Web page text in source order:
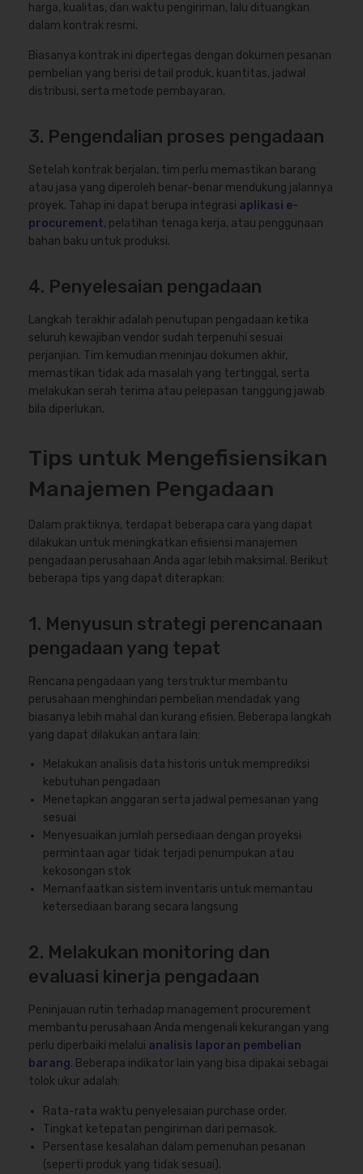
harga, kualitas, dan waktu pengiriman, lalu dituangkan
dalam kontrak resmi.
Biasanya kontrak ini dipertegas dengan dokumen pesanan
pembelian yang berisi detail produk, kuantitas, jadwal
distribusi, serta metode pembayaran.
3. Pengendalian proses pengadaan
Setelah kontrak berjalan, tim perlu memastikan barang
atau jasa yang diperoleh benar-benar mendukung jalannya
proyek. Tahap ini dapat berupa integrasi aplikasi e-
procurement, pelatihan tenaga kerja, atau penggunaan
bahan baku untuk produksi.
4. Penyelesaian pengadaan
Langkah terakhir adalah penutupan pengadaan ketika
seluruh kewajiban vendor sudah terpenuhi sesuai
perjanjian. Tim kemudian meninjau dokumen akhir,
memastikan tidak ada masalah yang tertinggal, serta
melakukan serah terima atau pelepasan tanggung jawab
bila diperlukan.
Tips untuk Mengefisiensikan
Manajemen Pengadaan
Dalam praktiknya, terdapat beberapa cara yang dapat
dilakukan untuk meningkatkan efisiensi manajemen
pengadaan perusahaan Anda agar lebih maksimal. Berikut
beberapa tips yang dapat diterapkan:
1. Menyusun strategi perencanaan
pengadaan yang tepat
Rencana pengadaan yang terstruktur membantu
perusahaan menghindari pembelian mendadak yang
biasanya lebih mahal dan kurang efisien. Beberapa langkah
yang dapat dilakukan antara lain:
Melakukan analisis data historis untuk memprediksi
kebutuhan pengadaan
Menetapkan anggaran serta jadwal pemesanan yang
sesuai
Menyesuaikan jumlah persediaan dengan proyeksi
permintaan agar tidak terjadi penumpukan atau
kekosongan stok
Memanfaatkan sistem inventaris untuk memantau
ketersediaan barang secara langsung
2. Melakukan monitoring dan
evaluasi kinerja pengadaan
Peninjauan rutin terhadap management procurement
membantu perusahaan Anda mengenali kekurangan yang
perlu diperbaiki melalui analisis laporan pembelian
barang. Beberapa indikator lain yang bisa dipakai sebagai
tolok ukur adalah:
Rata-rata waktu penyelesaian purchase order.
Tingkat ketepatan pengiriman dari pemasok.
Persentase kesalahan dalam pemenuhan pesanan
(seperti produk yang tidak sesuai).